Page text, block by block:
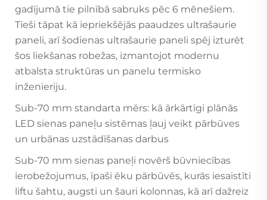
gadījumā tie pilnībā sabruks pēc 6 mēnešiem.
Tieši tāpat kā iepriekšējās paaudzes ultrašaurie
paneli, arī šodienas ultrašaurie paneli spēj izturēt
šos liekšanas robežas, izmantojot modernu
atbalsta struktūras un panelu termisko
inženieriju.
Sub-70 mm standarta mērs: kā ārkārtīgi plānās
LED sienas paneļu sistēmas ļauj veikt pārbūves
un urbānas uzstādīšanas darbus
Sub-70 mm sienas paneļi novērš būvniecības
ierobežojumus, īpaši ēku pārbūvēs, kurās iesaistīti
liftu šahtu, augsti un šauri kolonnas, kā arī dažreiz